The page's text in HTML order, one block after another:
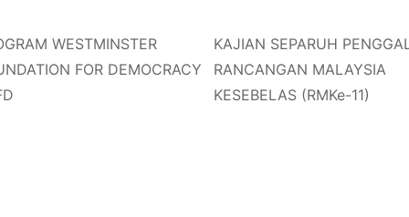
WESTMINSTER
FOR DEMOCRACY
KAJIAN SEPARUH
RANCANGAN MALAYSIA
KESEBELAS (RMKe-11)